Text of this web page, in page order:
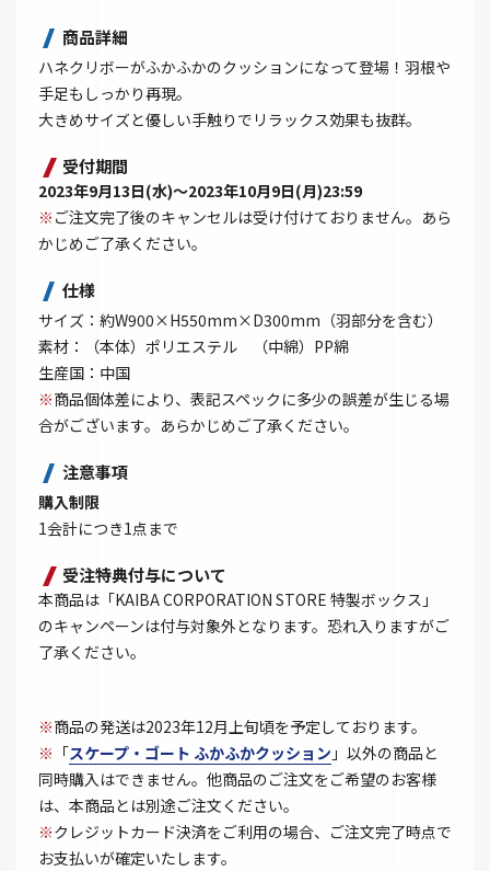
商品詳細
ハネクリボーがふかふかのクッションになって登場！羽根や
手足もしっかり再現。
大きめサイズと優しい手触りでリラックス効果も抜群。
受付期間
2023年9月13日(水)～2023年10月9日(月)23:59
※ ご注文完了後のキャンセルは受け付けておりません。あら
かじめご了承ください。
仕様
サイズ：約W900×H550mm×D300mm（羽部分を含む）
素材：（本体）ポリエステル （中綿）PP綿
生産国：中国
※商品個体差により、表記スペックに多少の誤差が生じる場
合がございます。あらかじめご了承ください。
注意事項
購入制限
1会計につき1点まで
受注特典付与について
本商品は「KAIBA CORPORATION STORE 特製ボックス」
のキャンペーンは付与対象外となります。恐れ入りますがご
了承ください。
※商品の発送は2023年12月上旬頃を予定しております。
※ 「スケープ・ゴート ふかふかクッション 」以外の商品と
同時購入はできません。他商品のご注文をご希望のお客様
は、本商品とは別途ご注文ください。
※クレジットカード決済をご利用の場合、ご注文完了時点で
お支払いが確定いたします。